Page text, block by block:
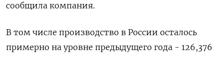
сообщила компания.
В том числе производство в ​России осталось ​
примерно ​на уровне предыдущего ⁠года - 126,376